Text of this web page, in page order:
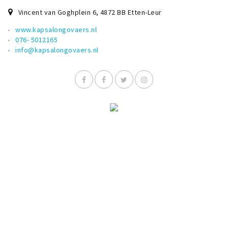
Vincent van Goghplein 6, 4872 BB Etten-Leur
www.kapsalongovaers.nl
076- 5012165
info@kapsalongovaers.nl